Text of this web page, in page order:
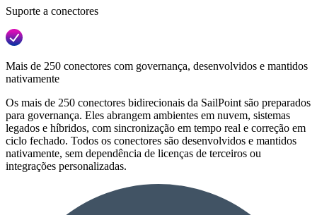
Suporte a conectores
Mais de 250 conectores com governança, desenvolvidos e mantidos
nativamente
Os mais de 250 conectores bidirecionais da SailPoint são preparados
para governança. Eles abrangem ambientes em nuvem, sistemas
legados e híbridos, com sincronização em tempo real e correção em
ciclo fechado. Todos os conectores são desenvolvidos e mantidos
nativamente, sem dependência de licenças de terceiros ou
integrações personalizadas.